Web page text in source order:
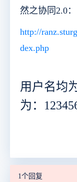
然之协同2.0：
http://
dex.php
用户名均
为：
1个回复